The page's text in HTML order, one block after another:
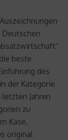
beste
des
der Kategorie
Jahren
zu
Käse,
original